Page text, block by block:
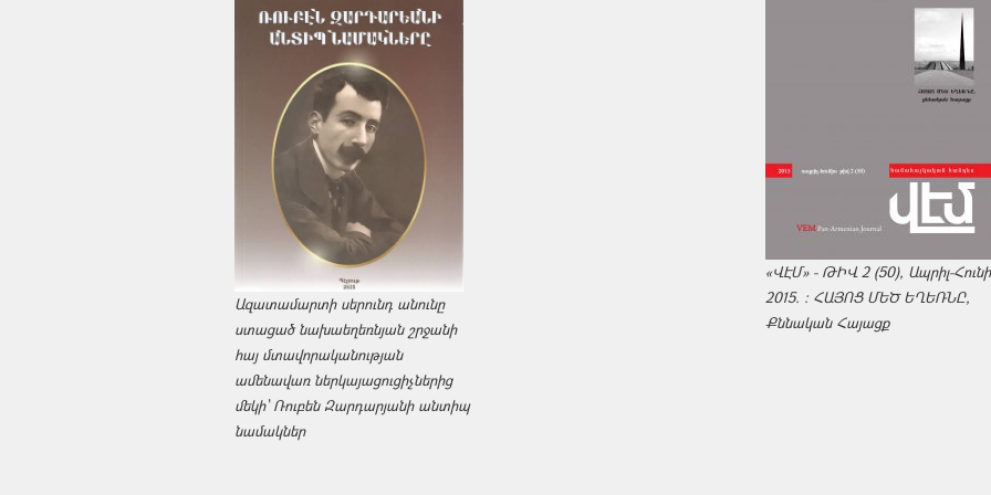
Ազատամարտի սերունդ անունը
ստացած նախաեղեռնյան շրջանի
հայ մտավորականության
ամենավառ ներկայացուցիչներից
մեկի՝ Ռուբեն Զարդարյանի անտիպ
նամակներ
«ՎԷՄ» - ԹԻՎ 2 (50), Ապրիլ-
2015. : ՀԱՅՈՑ ՄԵԾ ԵՂԵՌՆԸ,
Քննական Հայացք